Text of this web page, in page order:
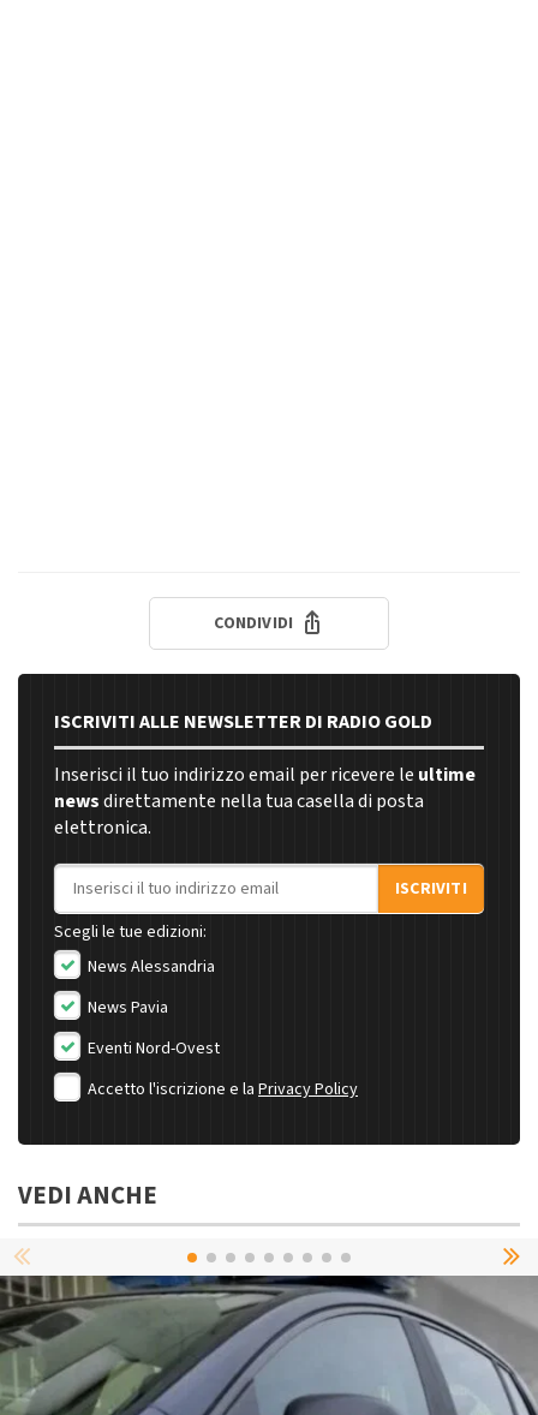
CONDIVIDI
ISCRIVITI ALLE NEWSLETTER DI RADIO GOLD
Inserisci il tuo indirizzo email per ricevere le ultime
newsdirettamente nella tua casella di posta
elettronica.
Indirizzo email
ISCRIVITI
Scegli le tue edizioni:
News Alessandria
News Pavia
Eventi Nord-Ovest
Accetto l'iscrizione e la Privacy Policy
VEDI ANCHE